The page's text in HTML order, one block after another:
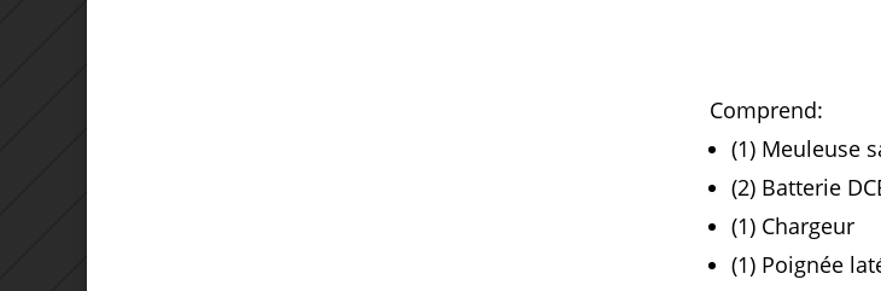
Comprend:
(1) Meuleuse
(2) Batterie
(1) Chargeur
(1) Poignée